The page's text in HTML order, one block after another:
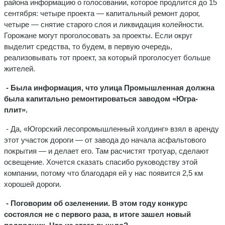
района информацию о голосовании, которое продлится до 15
сентября: четыре проекта — капитальный ремонт дорог,
четыре — снятие старого слоя и ликвидация колейности.
Горожане могут проголосовать за проекты. Если округ
выделит средства, то будем, в первую очередь,
реализовывать тот проект, за который проголосует больше
жителей.
- Была информация, что улица Промышленная должна
была капитально ремонтироваться заводом «Югра-
плит».
- Да, «Югорский лесопромышленный холдинг» взял в аренду
этот участок дороги — от завода до начала асфальтового
покрытия — и делает его. Там расчистят тротуар, сделают
освещение. Хочется сказать спасибо руководству этой
компании, потому что благодаря ей у нас появится 2,5 км
хорошей дороги.
- Поговорим об озеленении. В этом году конкурс
состоялся не с первого раза, в итоге зашел новый